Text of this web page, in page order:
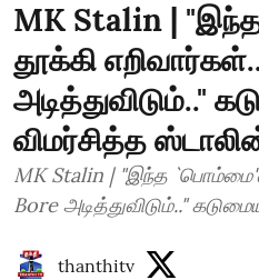
MK Stalin |
தூக்கி
அடித்துவிடும்.."
விமர்சித்த
MK Stalin | "இந்த
Bore அடித்துவிடும்.."
thanthitv